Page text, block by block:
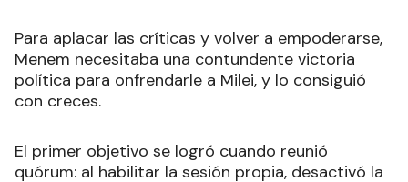
Para aplacar las críticas y volver a empoderarse,
Menem necesitaba una contundente victoria
política para onfrendarle a Milei, y lo consiguió
con creces.
El primer objetivo se logró cuando reunió
quórum: al habilitar la sesión propia, desactivó la